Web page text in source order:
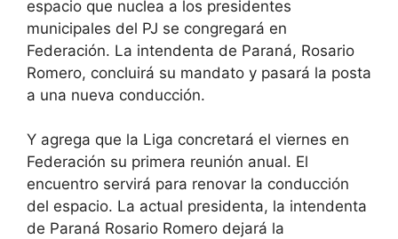
espacio que nuclea a los presidentes
municipales del PJ se congregará en
Federación. La intendenta de Paraná, Rosario
Romero, concluirá su mandato y pasará la posta
a una nueva conducción.
Y agrega que la Liga concretará el viernes en
Federación su primera reunión anual. El
encuentro servirá para renovar la conducción
del espacio. La actual presidenta, la intendenta
de Paraná Rosario Romero dejará la